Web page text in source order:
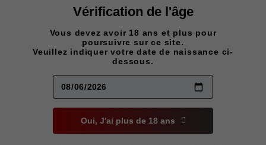
Duo de menthes
aux arômes frais et
puissants, offrant
une sensation
revigorante
Concentration
quantité
Oxbar
42k
Vérification de l'âge
Vous devez avoir 18 ans et plus pour
poursuivre sur ce site.
Veuillez indiquer votre date de naissance ci-
dessous.
Oui, J'ai plus de 18 ans